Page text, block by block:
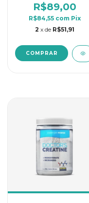
R$89,00
R$84,55 com Pix
2 x de R$51,91